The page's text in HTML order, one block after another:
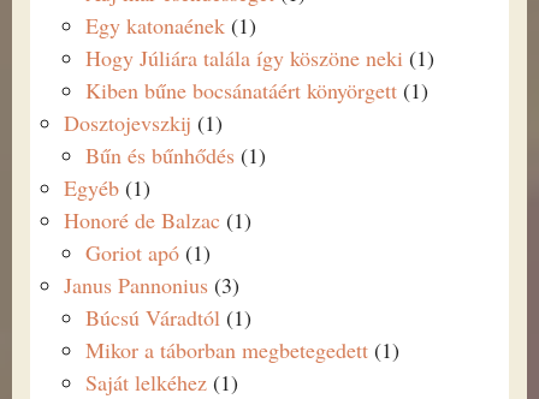
Egy katonaének (1)
Hogy Júliára talála így köszöne neki (1)
Kiben bűne bocsánatáért könyörgett (1)
Dosztojevszkij (1)
Bűn és bűnhődés (1)
Egyéb (1)
Honoré de Balzac (1)
Goriot apó (1)
Janus Pannonius (3)
Búcsú Váradtól (1)
Mikor a táborban megbetegedett (1)
Saját lelkéhez (1)